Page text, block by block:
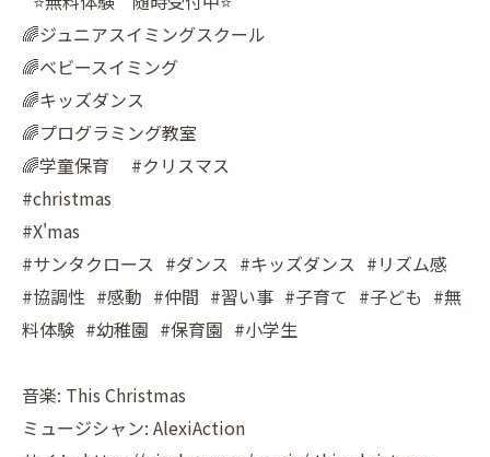
🌈ジュニアスイミングスクール
🌈ベビースイミング
🌈キッズダンス
🌈プログラミング教室
🌈学童保育 #クリスマス
#christmas
#X'mas
#サンタクロース #ダンス #キッズダンス #リズム感
#協調性 #感動 #仲間 #習い事 #子育て #子ども #無
料体験 #幼稚園 #保育園 #小学生
音楽: This Christmas
ミュージシャン: AlexiAction